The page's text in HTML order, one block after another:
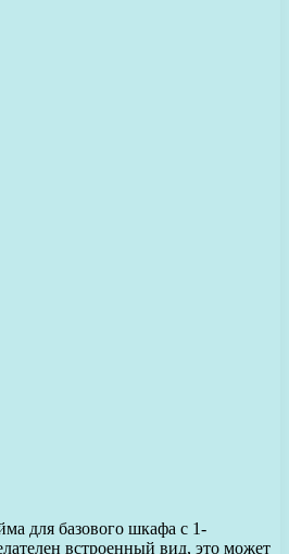
для базового шкафа с 1-
встроенный вид, это может